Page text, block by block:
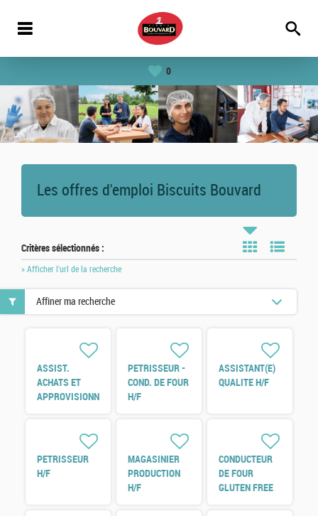
0
Les offres d'emploi Biscuits Bouvard
Critères sélectionnés :
» Afficher l'url de la recherche
ASSIST.
ACHATS ET
APPROVISIONNEMENTS
PETRISSEUR -
COND. DE FOUR
H/F
ASSISTANT(E)
QUALITE H/F
PETRISSEUR
H/F
MAGASINIER
PRODUCTION
H/F
CONDUCTEUR
DE FOUR
GLUTEN FREE
Affiner ma recherche